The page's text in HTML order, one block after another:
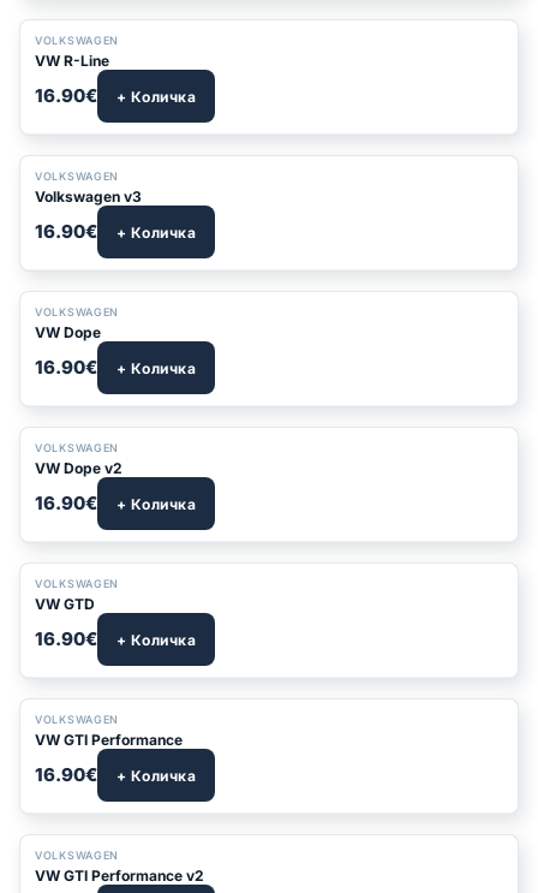
VOLKSWAGEN
VW R-Line
16.90€ + Количка
VOLKSWAGEN
Volkswagen v3
16.90€ + Количка
VOLKSWAGEN
VW Dope
16.90€ + Количка
VOLKSWAGEN
VW Dope v2
16.90€ + Количка
VOLKSWAGEN
VW GTD
16.90€ + Количка
VOLKSWAGEN
VW GTI Performance
16.90€ + Количка
VOLKSWAGEN
VW GTI Performance v2